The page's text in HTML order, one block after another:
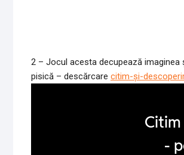
2 – Jocul acesta decupează
pisică – descărcare citim-și-